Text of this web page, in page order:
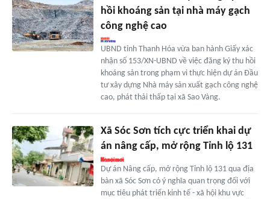
hồi khoáng sản tại nhà máy gạch
công nghệ cao
UBND tỉnh Thanh Hóa vừa ban hành Giấy xác
nhận số 153/XN-UBND về việc đăng ký thu hồi
khoáng sản trong phạm vi thực hiện dự án Đầu
tư xây dựng Nhà máy sản xuất gạch công nghệ
cao, phát thải thấp tại xã Sao Vàng.
Xã Sóc Sơn tích cực triển khai dự
án nâng cấp, mở rộng Tỉnh lộ 131
Dự án Nâng cấp, mở rộng Tỉnh lộ 131 qua địa
bàn xã Sóc Sơn có ý nghĩa quan trọng đối với
mục tiêu phát triển kinh tế - xã hội khu vực